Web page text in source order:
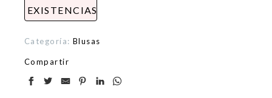
EXISTENCIAS
Categoría: Blusas
Compartir